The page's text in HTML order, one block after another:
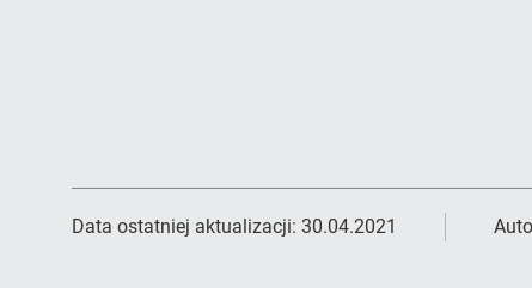
Data ostatniej aktualizacji: 30.04.2021